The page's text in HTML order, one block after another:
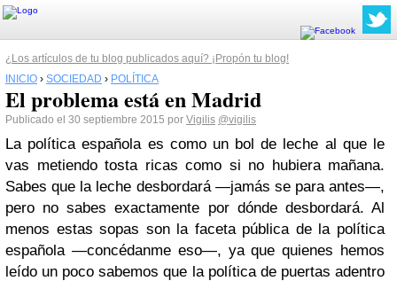
¿Los artículos de tu blog publicados aquí? ¡Propón tu blog!
INICIO › SOCIEDAD › POLÍTICA
El problema está en Madrid
Publicado el 30 septiembre 2015 por Vigilis @vigilis
La política española es como un bol de leche al que le
vas metiendo tosta ricas como si no hubiera mañana.
Sabes que la leche desbordará —jamás se para antes—,
pero no sabes exactamente por dónde desbordará. Al
menos estas sopas son la faceta pública de la política
española —concédanme eso—, ya que quienes hemos
leído un poco sabemos que la política de puertas adentro